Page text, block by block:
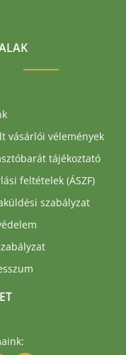
vásárlói vélemények
tájékoztató
feltételek (ÁSZF)
szabályzat